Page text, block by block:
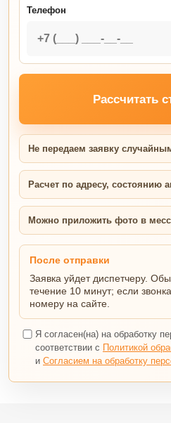
Телефон
Рассчитать
Не передаем заявку
Расчет по адресу, состоянию
Можно приложить фото в
После отправки
Заявка уйдет диспетчеру.
течение 10 минут; если
номеру на сайте.
Я согласен(на) на обработку
соответствии с Политикой
и Согласием на обработку